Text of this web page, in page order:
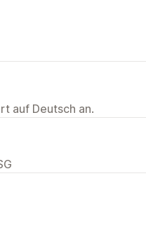
auf Deutsch an.